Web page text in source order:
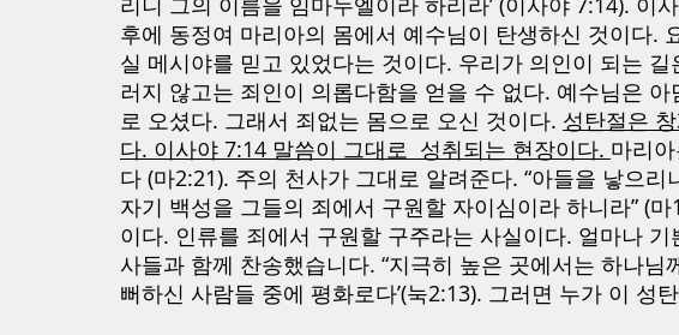
후에 동정여 마리아의 몸에서 예수님이 탄생하신 것이다.
실 메시야를 믿고 있었다는 것이다. 우리가 의인이 되는
러지 않고는 죄인이 의롭다함을 얻을 수 없다. 예수님은
로 오셨다. 그래서 죄없는 몸으로 오신 것이다. 성탄절은
다. 이사야 7:14 말씀이 그대로  성취되는 현장이다. 마리
다 (마2:21). 주의 천사가 그대로 알려준다. “아들을 낳으
자기 백성을 그들의 죄에서 구원할 자이심이라 하니라” (마
이다. 인류를 죄에서 구원할 구주라는 사실이다. 얼마나
사들과 함께 찬송했습니다. “지극히 높은 곳에서는 하나님
뻐하신 사람들 중에 평화로다’(눅2:13). 그러면 누가 이 성